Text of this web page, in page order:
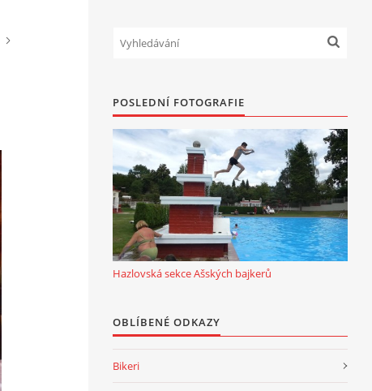
POSLEDNÍ FOTOGRAFIE
Hazlovská sekce Ašských bajkerů
OBLÍBENÉ ODKAZY
Bikeri